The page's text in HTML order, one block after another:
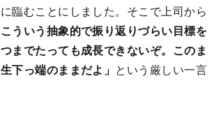
臨むことにしました。そこで上司から
こういう抽象的で振り返りづらい目標を
までたっても成長できないぞ。このま
下っ端のままだよ」 という厳しい一言